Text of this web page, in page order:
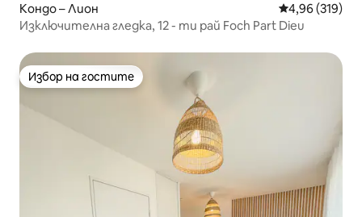
Кондо – Лион Средна
4,96 (319)
Изключителна гледка, 12 - ти рай Foch Part Dieu
Избор на гостите
Избор на гостите